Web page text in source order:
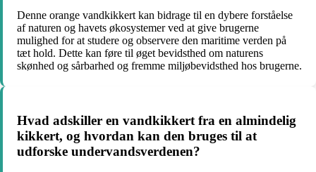
Denne orange vandkikkert kan bidrage til en dybere forståelse
af naturen og havets økosystemer ved at give brugerne
mulighed for at studere og observere den maritime verden på
tæt hold. Dette kan føre til øget bevidsthed om naturens
skønhed og sårbarhed og fremme miljøbevidsthed hos brugerne.
Hvad adskiller en vandkikkert fra en almindelig
kikkert, og hvordan kan den bruges til at
udforske undervandsverdenen?